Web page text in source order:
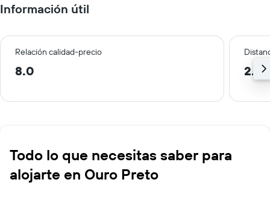
Información útil
Relación calidad-precio
8.0 2.4
Todo lo que necesitas saber para
alojarte en Ouro Preto